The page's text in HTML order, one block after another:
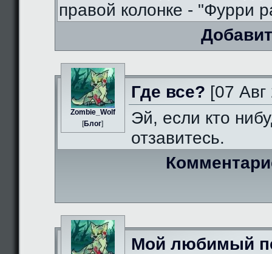
правой колонке - "Фурри
Zombie_Wolf
[Блог]
Где все? [07
Эй, если кто
отзавитесь.
Мой любимый